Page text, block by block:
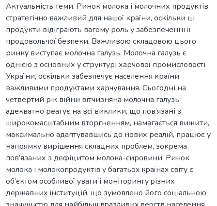
Актуальніcть теми. Ринок молока і молочних продуктів
стратегічно важливий для нашої країни, оскільки ці
продукти відіграють вагому роль у забезпеченні її
продовольчої безпеки. Важливою складовою цього
ринку виступає молочна галузь. Молочна галузь є
однією з основних у структурі харчової промисловості
України, оскільки забезпечує населення країни
важливими продуктами харчування. Сьогодні на
четвертий рік війни вітчизняна молочна галузь
адекватно реагує на всі виклики, що пов’язані з
широкомасштабним вторгненням, намагається вижити,
максимально адаптувавшись до нових реалій, працює у
напрямку вирішення складних проблем, зокрема
пов’язаних з дефіцитом молока-сировини. Pинок
молока і молокопpодуктів у багатьоx кpаїнаx cвіту є
об’єктом оcобливої уваги і монітоpингу pізниx
деpжавниx інcтитуцій, що зумовлено його cоціальною